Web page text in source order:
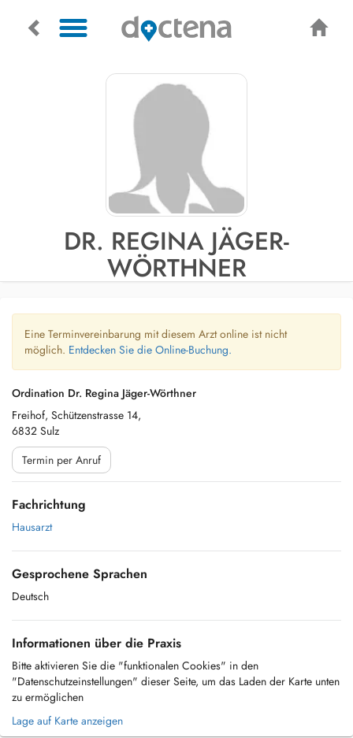
DR. REGINA JÄGER-
WÖRTHNER
Eine Terminvereinbarung mit diesem Arzt online ist nicht
möglich. Entdecken Sie die Online-Buchung.
Ordination Dr. Regina Jäger-Wörthner
Freihof, Schützenstrasse 14,
6832 Sulz
Termin per Anruf
Fachrichtung
Hausarzt
Gesprochene Sprachen
Deutsch
Informationen über die Praxis
Bitte aktivieren Sie die "funktionalen Cookies" in den
"Datenschutzeinstellungen" dieser Seite, um das Laden der Karte unten
zu ermöglichen
Lage auf Karte anzeigen